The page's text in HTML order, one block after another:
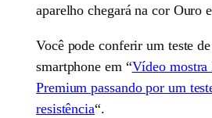
aparelho chegará na cor Ouro
Você pode conferir um teste
smartphone em “Vídeo
Premium passando por um
resistência“.